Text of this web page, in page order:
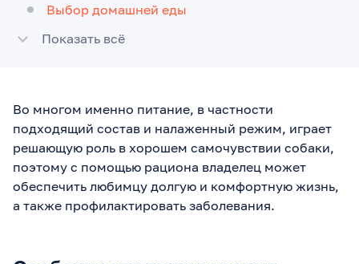
Выбор домашней еды
Показать всё
Во многом именно питание, в частности
подходящий состав и налаженный режим, играет
решающую роль в хорошем самочувствии собаки,
поэтому с помощью рациона владелец может
обеспечить любимцу долгую и комфортную жизнь,
а также профилактировать заболевания.